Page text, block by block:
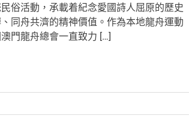
俗活動，承載着紀念愛國詩人屈原的歷史
同舟共濟的精神價值。作為本地龍舟運動
門龍舟總會一直致力 […]